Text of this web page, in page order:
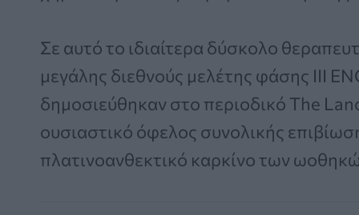
Σε αυτό το ιδιαίτερα δύσκολο
μεγάλης διεθνούς μελέτης φάσης III
δημοσιεύθηκαν στο περιοδικό The
ουσιαστικό όφελος συνολικής
πλατινοανθεκτικό καρκίνο των